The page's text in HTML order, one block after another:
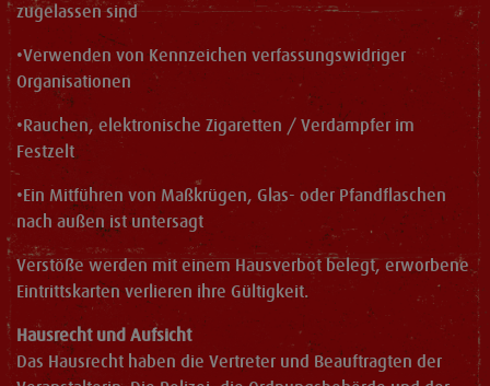
zugelassen sind
•Verwenden von Kennzeichen verfassungswidriger
Organisationen
•Rauchen, elektronische Zigaretten / Verdampfer im
Festzelt
•Ein Mitführen von Maßkrügen, Glas- oder Pfandflaschen
nach außen ist untersagt
Verstöße werden mit einem Hausverbot belegt, erworbene
Eintrittskarten verlieren ihre Gültigkeit.
Hausrecht und Aufsicht
Das Hausrecht haben die Vertreter und Beauftragten der